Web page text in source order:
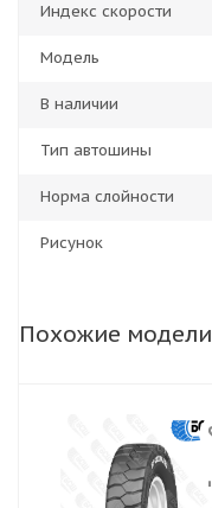
Индекс скорости
Модель
В наличии
Тип автошины
Норма слойности
Рисунок
Похожие модели